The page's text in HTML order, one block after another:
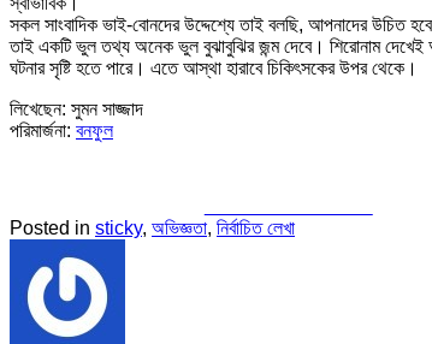
সকল সাংবাদিক ভাই-বোনদের উদ্দেশ্যে তাই বলছি, আপনাদের উচিত
তাই একটি ভুল তথ্য অনেক ভুল বুঝাবুঝির জন্ম দেবে। শিরোনাম দেখেই
ঘটনার সৃষ্টি হতে পারে। এতে আস্থা হারাবে চিকিৎসকের উপর থেকে।
লিখেছেন: সুমন সাজ্জাদ
পরিমার্জনা: বনফুল
Posted in sticky, অভিজ্ঞতা, নির্বাচিত লেখা